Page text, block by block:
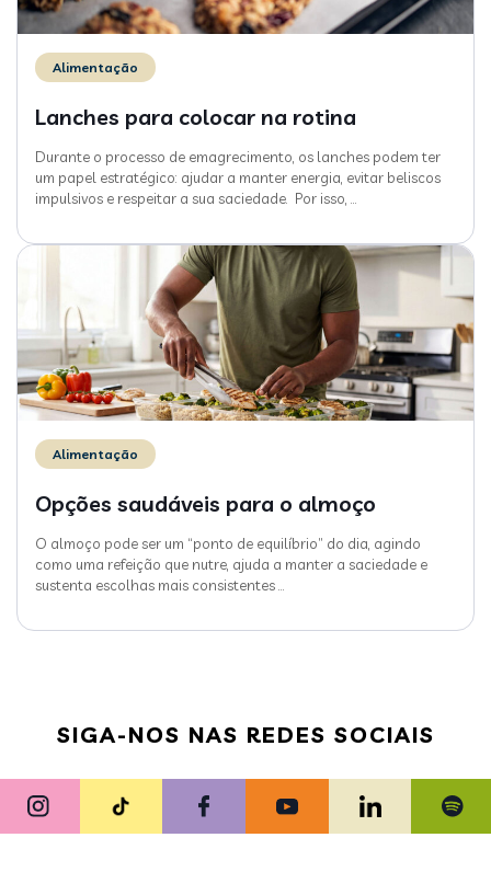
Alimentação
Lanches para colocar na rotina
Durante o processo de emagrecimento, os lanches podem ter
um papel estratégico: ajudar a manter energia, evitar beliscos
impulsivos e respeitar a sua saciedade. Por isso, …
Alimentação
Opções saudáveis para o almoço
O almoço pode ser um “ponto de equilíbrio” do dia, agindo
como uma refeição que nutre, ajuda a manter a saciedade e
sustenta escolhas mais consistentes…
SIGA-NOS NAS REDES SOCIAIS